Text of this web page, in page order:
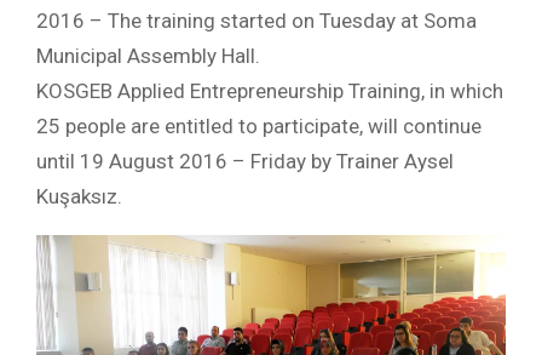
2016 – The training started on Tuesday at Soma
Municipal Assembly Hall.
KOSGEB Applied Entrepreneurship Training, in which
25 people are entitled to participate, will continue
until 19 August 2016 – Friday by Trainer Aysel
Kuşaksız.